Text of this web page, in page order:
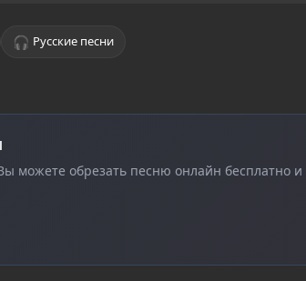
🎧 Русские песни
можете обрезать песню онлайн бесплатно и